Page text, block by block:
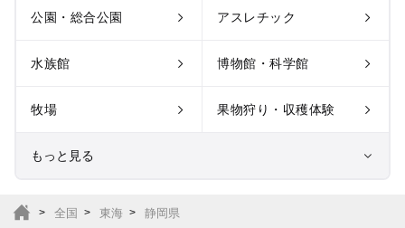
公園・総合公園 アスレチック
水族館 博物館・科学館
牧場 果物狩り・収穫体験
もっと見る
全国 東海 静岡県